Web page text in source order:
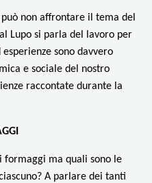
non affrontare il tema del
Lupo si parla del lavoro per
sono davvero
e sociale del nostro
raccontate durante la
formaggi ma quali sono le
A parlare dei tanti